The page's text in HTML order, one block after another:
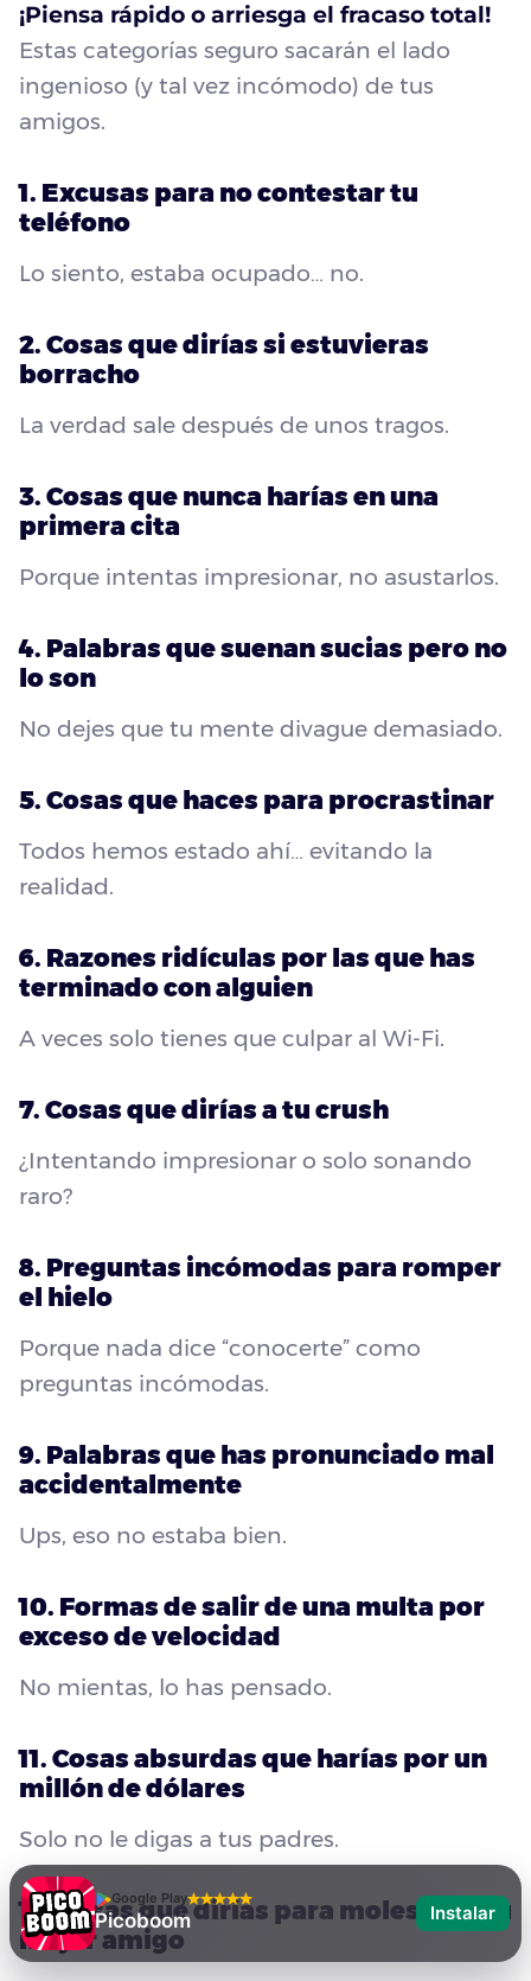
¡Piensa rápido o arriesga el fracaso total!
Estas categorías seguro sacarán el lado
ingenioso (y tal vez incómodo) de tus
amigos.
1. Excusas para no contestar tu
teléfono
Lo siento, estaba ocupado… no.
2. Cosas que dirías si estuvieras
borracho
La verdad sale después de unos tragos.
3. Cosas que nunca harías en una
primera cita
Porque intentas impresionar, no asustarlos.
4. Palabras que suenan sucias pero no
lo son
No dejes que tu mente divague demasiado.
5. Cosas que haces para procrastinar
Todos hemos estado ahí… evitando la
realidad.
6. Razones ridículas por las que has
terminado con alguien
A veces solo tienes que culpar al Wi-Fi.
7. Cosas que dirías a tu crush
¿Intentando impresionar o solo sonando
raro?
8. Preguntas incómodas para romper
el hielo
Porque nada dice “conocerte” como
preguntas incómodas.
9. Palabras que has pronunciado mal
accidentalmente
Ups, eso no estaba bien.
10. Formas de salir de una multa por
exceso de velocidad
No mientas, lo has pensado.
11. Cosas absurdas que harías por un
millón de dólares
Solo no le digas a tus padres.
12. Cosas que dirías para molestar a tu
mejor amigo
Google Play
Picoboom Instalar